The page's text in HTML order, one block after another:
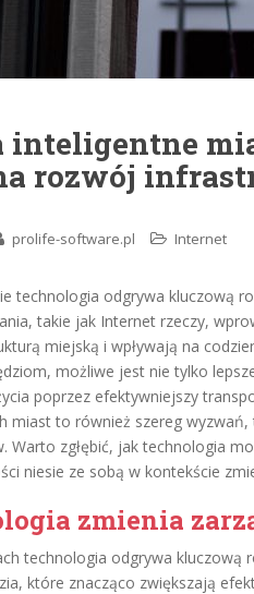
inteligentne
rozwój
prolife-software.pl Internet
technologia odgrywa kluczową
takie jak Internet rzeczy,
miejską i wpływają na
możliwe jest nie tylko
poprzez efektywniejszy
miast to również szereg
Warto zgłębić, jak technologia
niesie ze sobą w kontekście
zmienia
technologia odgrywa
które znacząco zwiększają